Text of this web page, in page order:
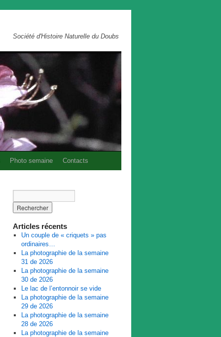
Société d'Histoire Naturelle du Doubs
Photo semaine Contacts
Articles récents
Un couple de « criquets » pas
ordinaires…
La photographie de la semaine
31 de 2026
La photographie de la semaine
30 de 2026
Le lac de l’entonnoir se vide
La photographie de la semaine
29 de 2026
La photographie de la semaine
28 de 2026
La photographie de la semaine